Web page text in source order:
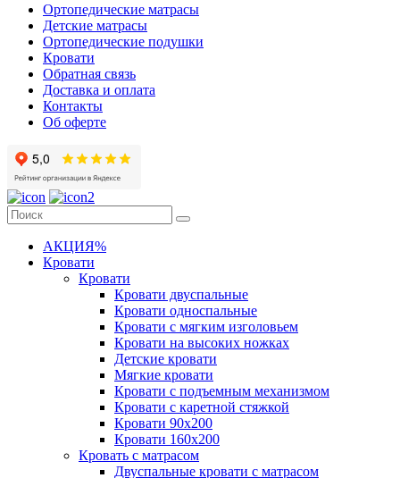
Ортопедические матрасы
Детские матрасы
Ортопедические подушки
Кровати
Обратная связь
Доставка и оплата
Контакты
Об оферте
АКЦИЯ%
Кровати
Кровати
Кровати двуспальные
Кровати односпальные
Кровати с мягким изголовьем
Кровати на высоких ножках
Детские кровати
Мягкие кровати
Кровати с подъемным механизмом
Кровати с каретной стяжкой
Кровати 90х200
Кровати 160х200
Кровать с матрасом
Двуспальные кровати с матрасом